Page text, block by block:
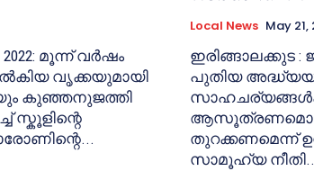
മൂന്ന് വർഷം
വൃക്കയുമായി
കുഞ്ഞനുജത്തി
സ്കൂളിന്റെ
Local News May 21,
ഇരിങ്ങാലക്കുട
പുതിയ
തുറക്കണമെന്ന്
സാമൂഹ്യ